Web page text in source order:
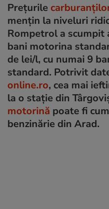
Prețurile
mențin la niveluri
Rompetrol a scumpit
bani motorina
de lei/l, cu numai 9
standard. Potrivit
online.ro, cea mai
la o stație din
motorină poate fi
benzinărie din Arad.